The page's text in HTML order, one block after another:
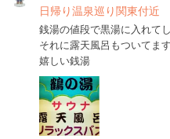
日帰り温泉巡り関東付近
銭湯の値段で黒湯に入れて
それに露天風呂もついてます
嬉しい銭湯